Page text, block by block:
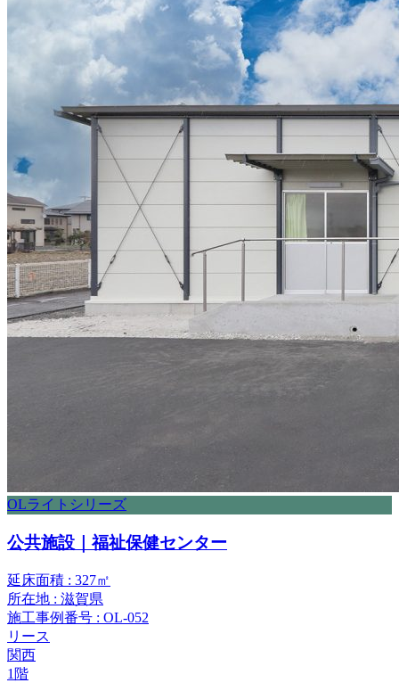
OLライトシリーズ
公共施設｜福祉保健センター
延床面積 : 327㎡
所在地 : 滋賀県
施工事例番号 : OL-052
リース
関西
1階